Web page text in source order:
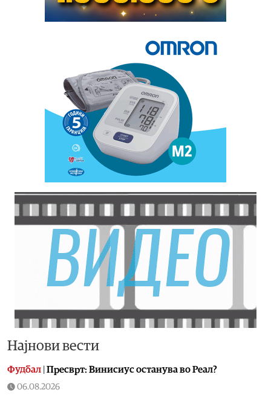
Најнови вести
Фудбал Пресврт: Винисиус останува во Реал?
06.08.2026